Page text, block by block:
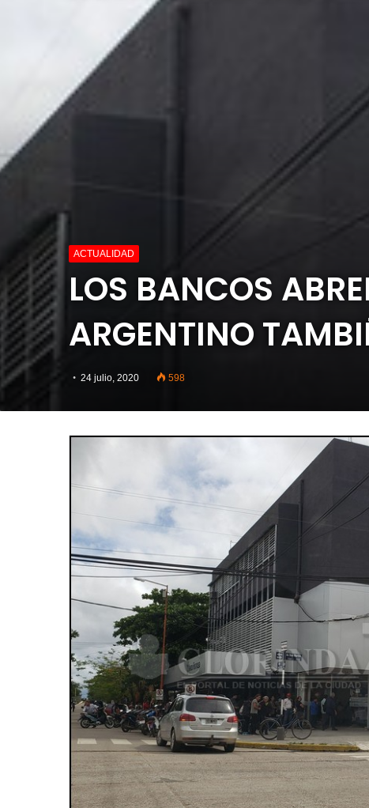
ACTUALIDAD
LOS BANCOS
ARGENTINO
24 julio, 2020 598